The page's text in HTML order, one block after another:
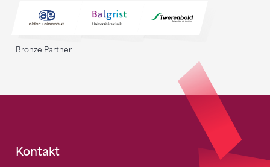
Bronze Partner
Fusszeile
Kontakt